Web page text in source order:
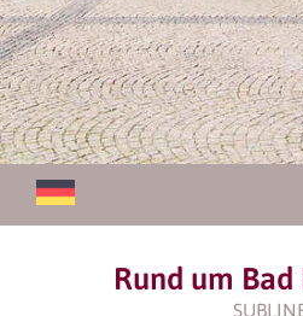
Rund um Bad